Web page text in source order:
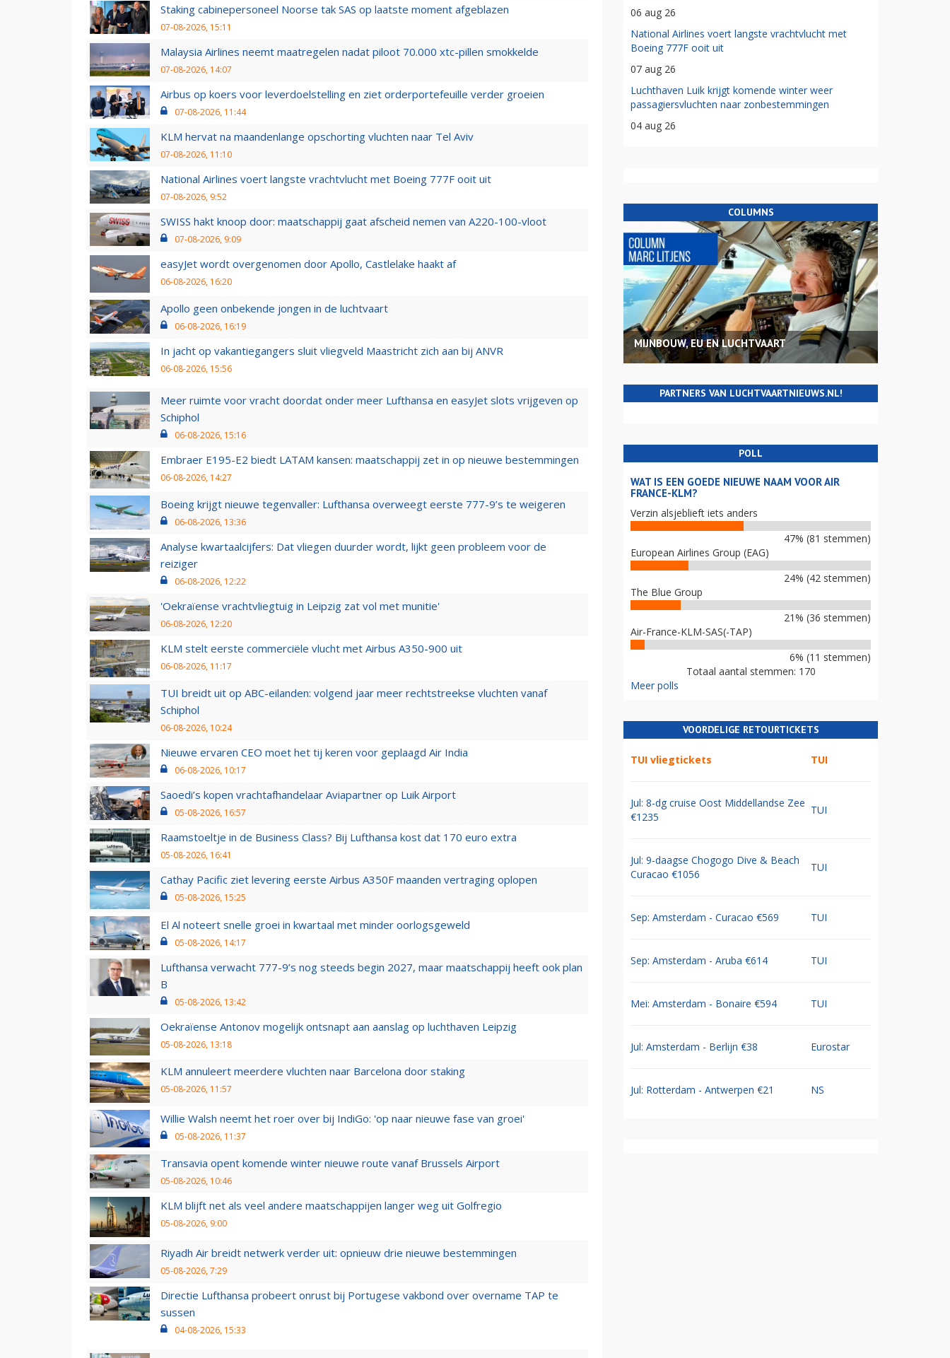
Staking cabinepersoneel Noorse tak SAS op laatste moment afgeblazen
07-08-2026, 15:11
Malaysia Airlines neemt maatregelen nadat piloot 70.000 xtc-pillen smokkelde
07-08-2026, 14:07
Airbus op koers voor leverdoelstelling en ziet orderportefeuille verder groeien
07-08-2026, 11:44
KLM hervat na maandenlange opschorting vluchten naar Tel Aviv
07-08-2026, 11:10
National Airlines voert langste vrachtvlucht met Boeing 777F ooit uit
07-08-2026, 9:52
SWISS hakt knoop door: maatschappij gaat afscheid nemen van A220-100-vloot
07-08-2026, 9:09
easyJet wordt overgenomen door Apollo, Castlelake haakt af
06-08-2026, 16:20
Apollo geen onbekende jongen in de luchtvaart
06-08-2026, 16:19
In jacht op vakantiegangers sluit vliegveld Maastricht zich aan bij ANVR
06-08-2026, 15:56
Meer ruimte voor vracht doordat onder meer Lufthansa en easyJet slots vrijgeven op
Schiphol
06-08-2026, 15:16
Embraer E195-E2 biedt LATAM kansen: maatschappij zet in op nieuwe bestemmingen
06-08-2026, 14:27
Boeing krijgt nieuwe tegenvaller: Lufthansa overweegt eerste 777-9’s te weigeren
06-08-2026, 13:36
Analyse kwartaalcijfers: Dat vliegen duurder wordt, lijkt geen probleem voor de
reiziger
06-08-2026, 12:22
'Oekraïense vrachtvliegtuig in Leipzig zat vol met munitie'
06-08-2026, 12:20
KLM stelt eerste commerciële vlucht met Airbus A350-900 uit
06-08-2026, 11:17
TUI breidt uit op ABC-eilanden: volgend jaar meer rechtstreekse vluchten vanaf
Schiphol
06-08-2026, 10:24
Nieuwe ervaren CEO moet het tij keren voor geplaagd Air India
06-08-2026, 10:17
Saoedi’s kopen vrachtafhandelaar Aviapartner op Luik Airport
05-08-2026, 16:57
Raamstoeltje in de Business Class? Bij Lufthansa kost dat 170 euro extra
05-08-2026, 16:41
Cathay Pacific ziet levering eerste Airbus A350F maanden vertraging oplopen
05-08-2026, 15:25
El Al noteert snelle groei in kwartaal met minder oorlogsgeweld
05-08-2026, 14:17
Lufthansa verwacht 777-9’s nog steeds begin 2027, maar maatschappij heeft ook plan
B
05-08-2026, 13:42
Oekraïense Antonov mogelijk ontsnapt aan aanslag op luchthaven Leipzig
05-08-2026, 13:18
KLM annuleert meerdere vluchten naar Barcelona door staking
05-08-2026, 11:57
Willie Walsh neemt het roer over bij IndiGo: 'op naar nieuwe fase van groei'
05-08-2026, 11:37
Transavia opent komende winter nieuwe route vanaf Brussels Airport
05-08-2026, 10:46
KLM blijft net als veel andere maatschappijen langer weg uit Golfregio
05-08-2026, 9:00
Riyadh Air breidt netwerk verder uit: opnieuw drie nieuwe bestemmingen
05-08-2026, 7:29
Directie Lufthansa probeert onrust bij Portugese vakbond over overname TAP te
sussen
04-08-2026, 15:33
06 aug 26
National Airlines voert langste vrachtvlucht met
Boeing 777F ooit uit
07 aug 26
Luchthaven Luik krijgt komende winter weer
passagiersvluchten naar zonbestemmingen
04 aug 26
COLUMNS
MIJNBOUW, EU EN LUCHTVAART
PARTNERS VAN LUCHTVAARTNIEUWS.NL!
POLL
WAT IS EEN GOEDE NIEUWE NAAM VOOR AIR
FRANCE-KLM?
Verzin alsjeblieft iets anders
47% (81 stemmen)
European Airlines Group (EAG)
24% (42 stemmen)
The Blue Group
21% (36 stemmen)
Air-France-KLM-SAS(-TAP)
6% (11 stemmen)
Totaal aantal stemmen: 170
Meer polls
VOORDELIGE RETOURTICKETS
TUI vliegtickets TUI
Jul: 8-dg cruise Oost Middellandse Zee
€1235
TUI
Jul: 9-daagse Chogogo Dive & Beach
Curacao €1056
TUI
Sep: Amsterdam - Curacao €569 TUI
Sep: Amsterdam - Aruba €614 TUI
Mei: Amsterdam - Bonaire €594 TUI
Jul: Amsterdam - Berlijn €38 Eurostar
Jul: Rotterdam - Antwerpen €21 NS